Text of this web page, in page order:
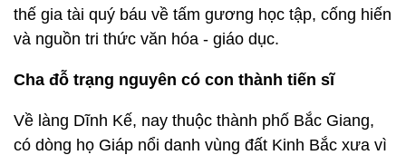
thế gia tài quý báu về tấm gương học tập, cống hiến
và nguồn tri thức văn hóa - giáo dục.
Cha đỗ trạng nguyên có con thành tiến sĩ
Về làng Dĩnh Kế, nay thuộc thành phố Bắc Giang,
có dòng họ Giáp nổi danh vùng đất Kinh Bắc xưa vì